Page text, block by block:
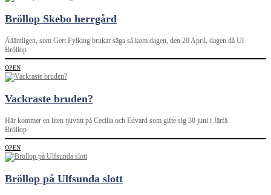
Bröllop Skebo herrgård
Äääntligen, som Gert Fylking brukar säga så kom dagen, den 20 April, dagen då Ul
Bröllop
OPEN
Vackraste bruden?
Här kommer en liten tjuvtitt på Cecilia och Edvard som gifte sig 30 juni i Järfä
Bröllop
OPEN
Bröllop på Ulfsunda slott